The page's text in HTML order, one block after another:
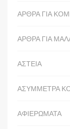
ΑΡΘΡΑ ΓΙΑ
ΑΡΘΡΑ ΓΙΑ
ΑΣΤΕΙΑ
ΑΣΥΜΜΕΤΡΑ
ΑΦΙΕΡΩΜΑΤΑ